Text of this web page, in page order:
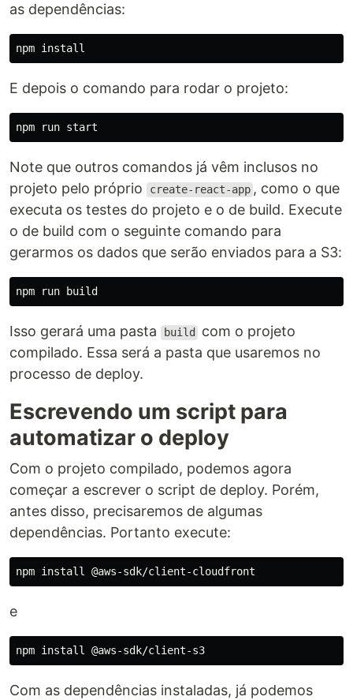
as dependências:
npm install
E depois o comando para rodar o projeto:
Note que outros comandos já vêm inclusos no
projeto pelo próprio
create-react-app , como o que
executa os testes do projeto e o de build. Execute
o de build com o seguinte comando para
gerarmos os dados que serão enviados para a S3:
Isso gerará uma pasta build
com o projeto
compilado. Essa será a pasta que usaremos no
processo de deploy.
Escrevendo um script para
automatizar o deploy
Com o projeto compilado, podemos agora
começar a escrever o script de deploy. Porém,
antes disso, precisaremos de algumas
dependências. Portanto execute:
npm install
e
npm install
Com as dependências instaladas, já podemos